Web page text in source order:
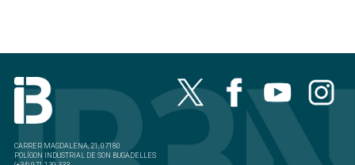
CARRER MAGDALENA, 21, 07180
POLÍGON INDUSTRIAL DE SON BUGADELLES